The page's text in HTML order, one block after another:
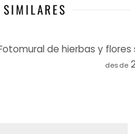
SIMILARES
desde